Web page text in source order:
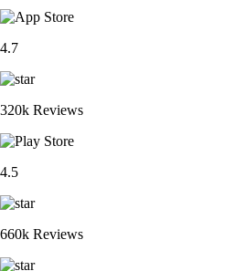
4.7
320k Reviews
4.5
660k Reviews